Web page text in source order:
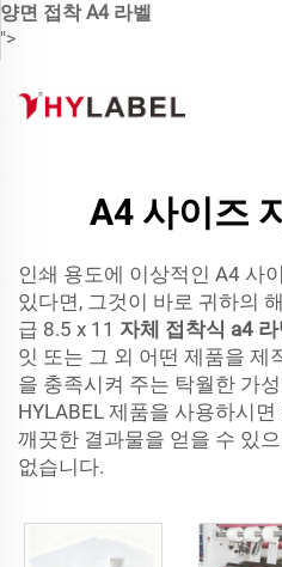
양면 접착 A4 라벨
">
A4 사이즈
인쇄 용도에 이상적인 A4 사
있다면, 그것이 바로 귀하의
급 8.5 x 11 자체 접착식 a4 라
잇 또는 그 외 어떤 제품을 제
을 충족시켜 주는 탁월한 가
HYLABEL 제품을 사용하시
깨끗한 결과물을 얻을 수 있
없습니다.